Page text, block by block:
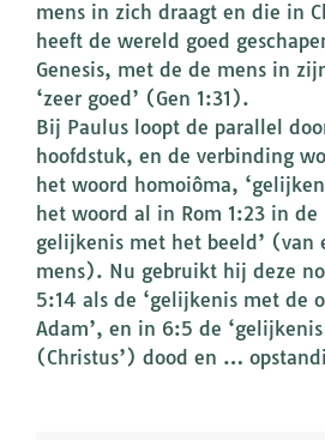
mens in zich draagt en die in
heeft de wereld goed
Genesis, met de de mens in
‘zeer goed’ (Gen 1:31).
Bij Paulus loopt de parallel
hoofdstuk, en de verbinding
het woord homoiôma,
het woord al in Rom 1:23 in
gelijkenis met het beeld’ (van
mens). Nu gebruikt hij deze
5:14 als de ‘gelijkenis met de
Adam’, en in 6:5 de
(Christus’) dood en …